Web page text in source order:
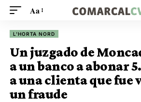
Aa
L'HORTA NORD
Un juzgado de
a un banco a abonar
a una clienta que fue
un fraude